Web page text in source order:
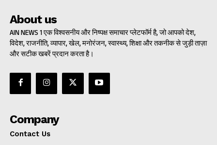
About us
AIN NEWS 1 एक विश्वसनीय और निष्पक्ष समाचार प्लेटफॉर्म है, जो आपको देश,
विदेश, राजनीति, व्यापार, खेल, मनोरंजन, स्वास्थ्य, शिक्षा और तकनीक से जुड़ी ताज़ा
और सटीक खबरें प्रदान करता है।
Company
Contact Us